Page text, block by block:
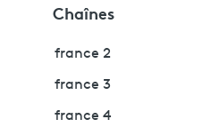
Chaînes
france 2
france 3
france 4